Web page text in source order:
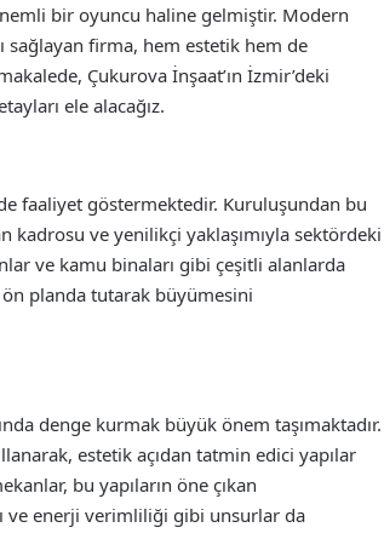
bir oyuncu haline gelmiştir. Modern
sağlayan firma, hem estetik hem de
Çukurova İnşaat’ın İzmir’deki
ele alacağız.
faaliyet göstermektedir. Kuruluşundan bu
kadrosu ve yenilikçi yaklaşımıyla sektördeki
ve kamu binaları gibi çeşitli alanlarda
planda tutarak büyümesini
denge kurmak büyük önem taşımaktadır.
estetik açıdan tatmin edici yapılar
bu yapıların öne çıkan
ve enerji verimliliği gibi unsurlar da